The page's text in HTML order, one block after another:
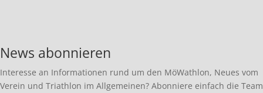
News abonnieren
Interesse an Informationen rund um den MöWathlon, Neues vom
Verein und Triathlon im Allgemeinen? Abonniere einfach die Team